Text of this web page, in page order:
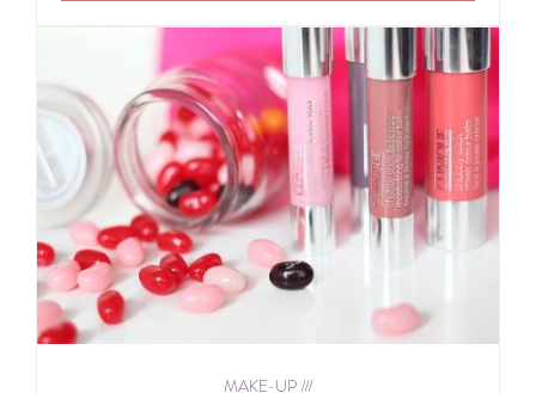
MAKE-UP ///